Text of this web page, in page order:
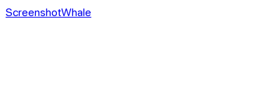
ScreenshotWhale